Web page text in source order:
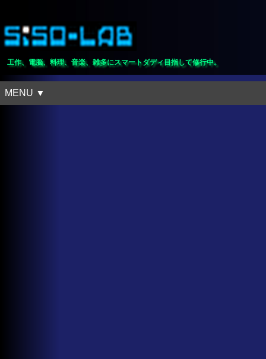
工作、電脳、料理、音楽、雑多にスマートダディ目指して修行中。
MENU ▼